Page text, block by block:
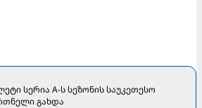
სერია A-ს სეზონის საუკეთესო
გახდა